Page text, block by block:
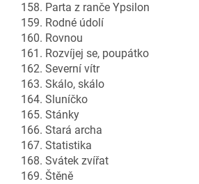
158. Parta z ranče Ypsilon
159. Rodné údolí
160. Rovnou
161. Rozvíjej se, poupátko
162. Severní vítr
163. Skálo, skálo
164. Sluníčko
165. Stánky
166. Stará archa
167. Statistika
168. Svátek zvířat
169. Štěně